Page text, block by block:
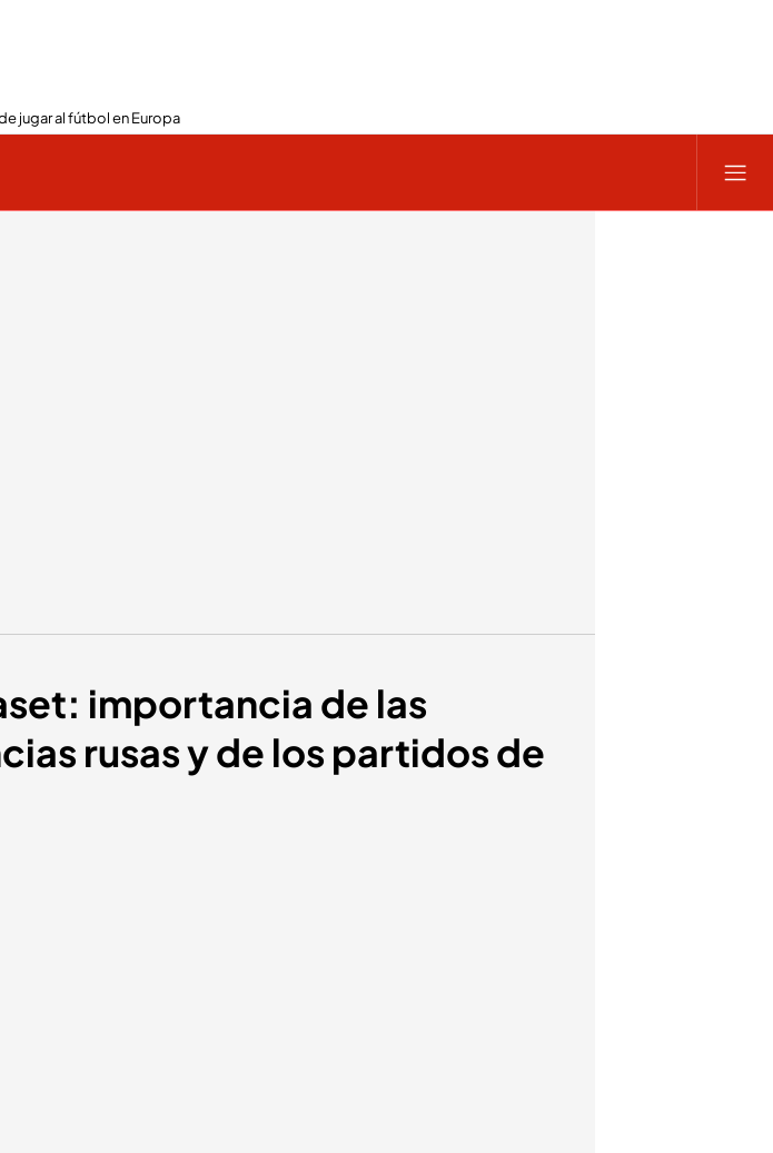
jugar al fútbol en Europa
importancia de las
rusas y de los partidos de